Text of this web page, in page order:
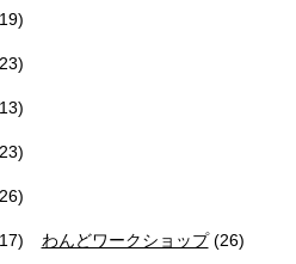
わんどワークショップ(26)